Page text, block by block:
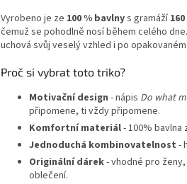
Vyrobeno je ze 100 % bavlnys gramáží
čemuž se pohodlně nosí během celého
uchová svůj veselý vzhled i po
Proč si vybrat toto triko?
Motivační design - nápis Do what
připomene, ti vždy připomene.
Komfortní materiál- 100%
Jednoduchá kombinovatelnost -
Originální dárek- vhodné pro
oblečení.